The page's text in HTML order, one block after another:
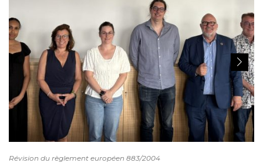
Révision du règlement européen 883/2004